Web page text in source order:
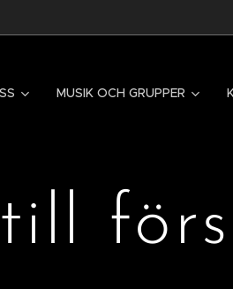
MUSIK OCH GRUPPER